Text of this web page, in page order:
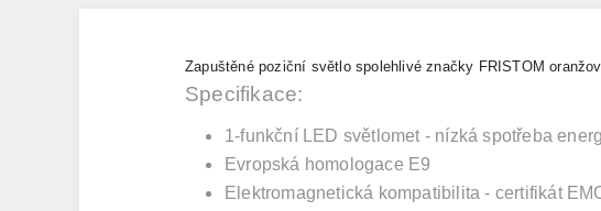
Zapuštěné poziční světlo spolehlivé značky FRISTOM
Specifikace:
1-funkční LED světlomet - nízká spotřeba
Evropská homologace E9
Elektromagnetická kompatibilita - certifikát